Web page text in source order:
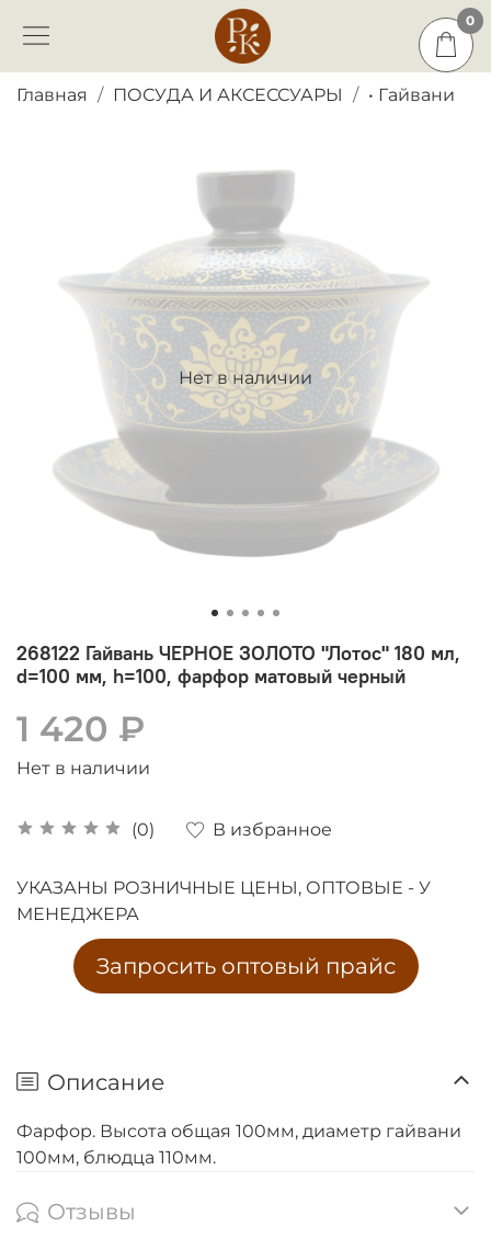
0
Главная ПОСУДА И АКСЕССУАРЫ • Гайвани
Нет в наличии
268122 Гайвань ЧЕРНОЕ ЗОЛОТО "Лотос" 180 мл,
d=100 мм, h=100, фарфор матовый черный
(0) В избранное
1 420 ₽
Нет в наличии
УКАЗАНЫ РОЗНИЧНЫЕ ЦЕНЫ, ОПТОВЫЕ - У
МЕНЕДЖЕРА
Запросить оптовый прайс
Описание
Фарфор. Высота общая 100мм, диаметр гайвани
100мм, блюдца 110мм.
Отзывы
0